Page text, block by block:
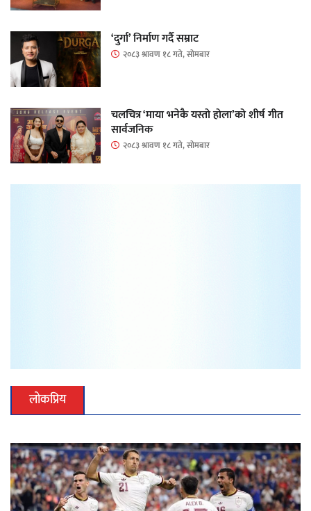
‘दुर्गा’ निर्माण गर्दै सम्राट
२०८३ श्रावण १८ गते, सोमबार
चलचित्र ‘माया भनेकै यस्तो होला’को शीर्ष गीत
सार्वजनिक
२०८३ श्रावण १८ गते, सोमबार
लोकप्रिय